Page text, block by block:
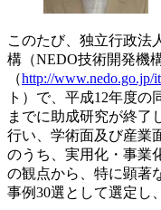
このたび、独立行政法
構（NEDO技術開発機
（http://www.nedo.go.jp/
ト）で、平成12年度の
までに助成研究が終了
行い、学術面及び産業
のうち、実用化・事業
の観点から、特に顕著
事例30選として選定し